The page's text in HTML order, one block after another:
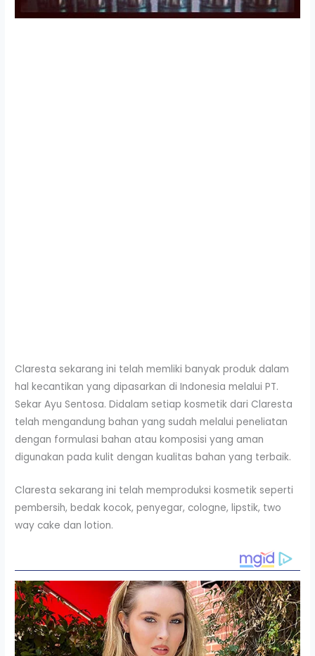
Claresta sekarang ini telah memliki banyak produk dalam
hal kecantikan yang dipasarkan di Indonesia melalui PT.
Sekar Ayu Sentosa. Didalam setiap kosmetik dari Claresta
telah mengandung bahan yang sudah melalui peneliatan
dengan formulasi bahan atau komposisi yang aman
digunakan pada kulit dengan kualitas bahan yang terbaik.
Claresta sekarang ini telah memproduksi kosmetik seperti
pembersih, bedak kocok, penyegar, cologne, lipstik, two
way cake dan lotion.